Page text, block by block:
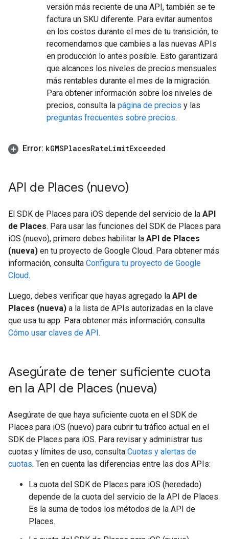
versión más reciente de una API, también se te
factura un SKU diferente. Para evitar aumentos
en los costos durante el mes de tu transición, te
recomendamos que cambies a las nuevas APIs
en producción lo antes posible. Esto garantizará
que alcances los niveles de precios mensuales
más rentables durante el mes de la migración.
Para obtener información sobre los niveles de
precios, consulta la página de precios y las
preguntas frecuentes sobre precios.
Error: kGMSPlacesRateLimitExceeded
API de Places (nuevo)
El SDK de Places para iOS depende del servicio de la API
de Places. Para usar las funciones del SDK de Places para
iOS (nuevo), primero debes habilitar la API de Places
(nueva) en tu proyecto de Google Cloud. Para obtener más
información, consulta Configura tu proyecto de Google
Cloud.
Luego, debes verificar que hayas agregado la API de
Places (nueva) a la lista de APIs autorizadas en la clave
que usa tu app. Para obtener más información, consulta
Cómo usar claves de API.
Asegúrate de tener suficiente cuota
en la API de Places (nueva)
Asegúrate de que haya suficiente cuota en el SDK de
Places para iOS (nuevo) para cubrir tu tráfico actual en el
SDK de Places para iOS. Para revisar y administrar tus
cuotas y límites de uso, consulta Cuotas y alertas de
cuotas. Ten en cuenta las diferencias entre las dos APIs:
La cuota del SDK de Places para iOS (heredado)
depende de la cuota del servicio de la API de Places.
Es la suma de todos los métodos de la API de
Places.